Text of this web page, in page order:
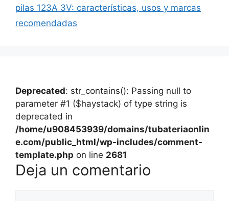
pilas 123A 3V: características, usos y marcas
recomendadas
Deprecated: str_contains(): Passing null to
parameter #1 ($haystack) of type string is
deprecated in
/home/u908453939/domains/tubateriaonlin
e.com/public_html/wp-includes/comment-
template.php on line 2681
Deja un comentario